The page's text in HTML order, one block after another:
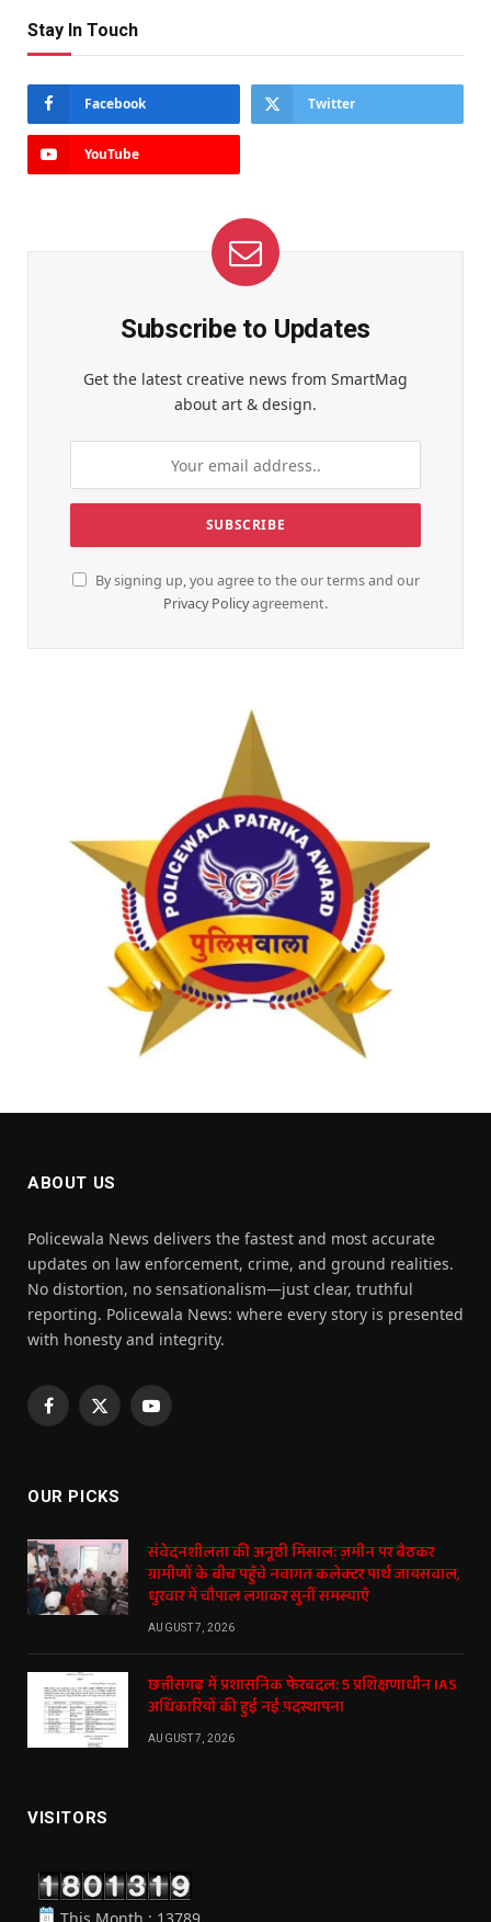
Stay In Touch
Facebook Twitter
YouTube
Subscribe to Updates
Get the latest creative news from SmartMag
about art & design.
By signing up, you agree to the our terms and our
Privacy Policyagreement.
ABOUT US
Policewala News delivers the fastest and most accurate
updates on law enforcement, crime, and ground realities.
No distortion, no sensationalism—just clear, truthful
reporting. Policewala News: where every story is presented
with honesty and integrity.
Facebook
X
YouTube
OUR PICKS
संवेदनशीलता की अनूठी मिसाल: ज़मीन पर बैठकर
ग्रामीणों के बीच पहुँचे नवागत कलेक्टर पार्थ जायसवाल,
धुरवार में चौपाल लगाकर सुनीं समस्याएँ
AUGUST 7, 2026
छत्तीसगढ़ में प्रशासनिक फेरबदल: 5 प्रशिक्षणाधीन IAS
अधिकारियों की हुई नई पदस्थापना
AUGUST 7, 2026
VISITORS